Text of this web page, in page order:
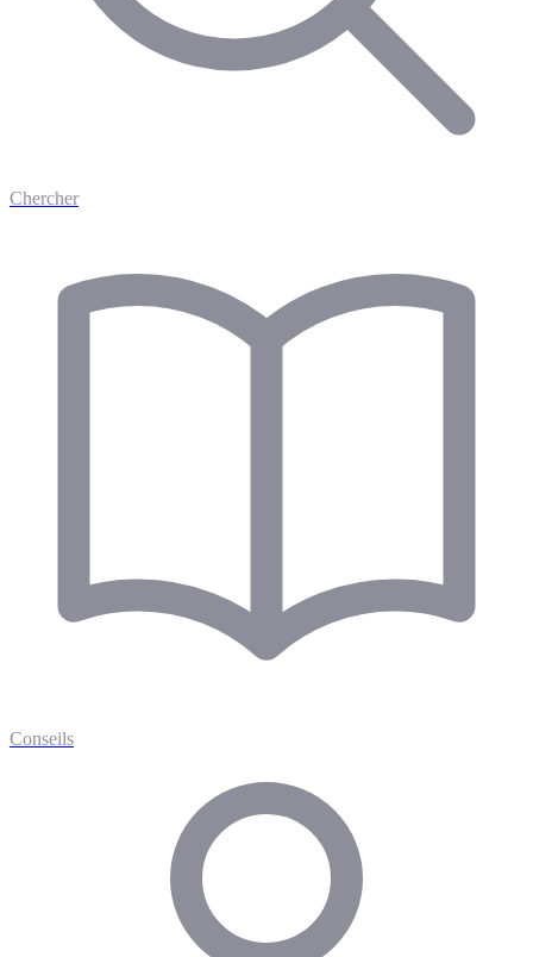
Chercher
Conseils